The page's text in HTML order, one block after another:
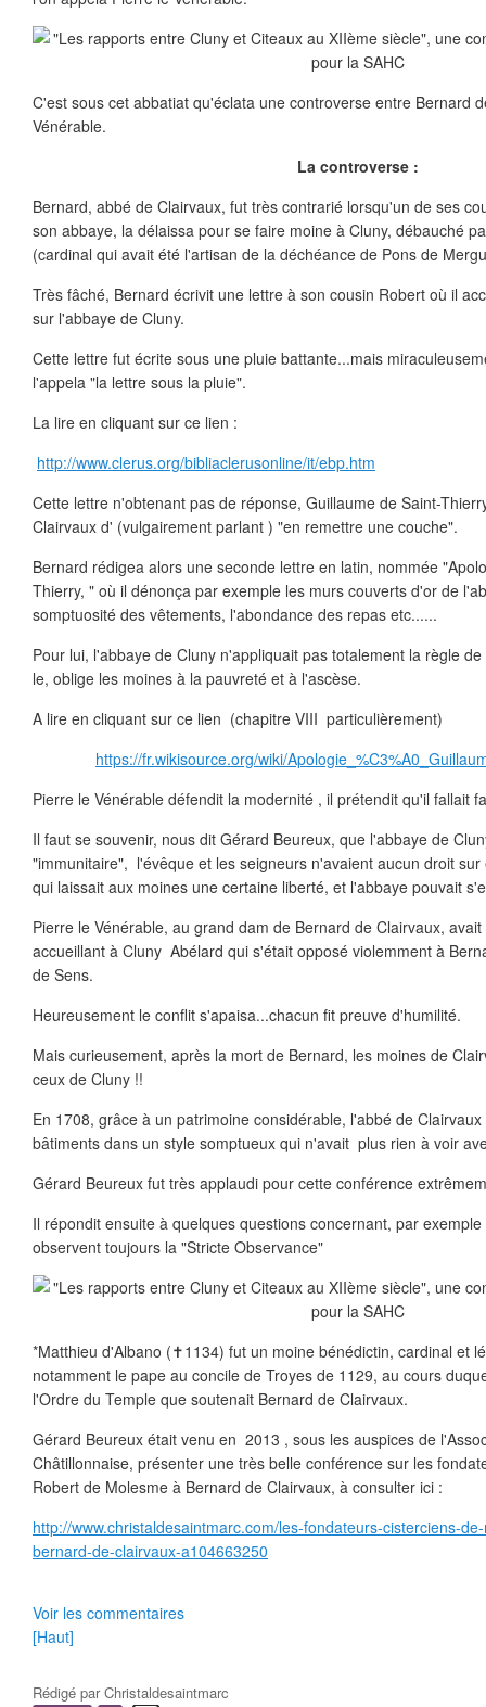
C'est sous cet abbatiat qu'éclata une controverse entre Bernard
Vénérable.
La controverse :
Bernard, abbé de Clairvaux, fut très contrarié lorsqu'un de ses
son abbaye, la délaissa pour se faire moine à Cluny, débauché
(cardinal qui avait été l'artisan de la déchéance de Pons de
Très fâché, Bernard écrivit une lettre à son cousin Robert où il
sur l'abbaye de Cluny.
Cette lettre fut écrite sous une pluie battante...mais
l'appela "la lettre sous la pluie".
La lire en cliquant sur ce lien :
http://www.clerus.org/bibliaclerusonline/it/ebp.htm
Cette lettre n'obtenant pas de réponse, Guillaume de Saint-
Clairvaux d' (vulgairement parlant ) "en remettre une couche".
Bernard rédigea alors une seconde lettre en latin, nommée
Thierry, " où il dénonça par exemple les murs couverts d'or de
somptuosité des vêtements, l'abondance des repas etc......
Pour lui, l'abbaye de Cluny n'appliquait pas totalement la règle
le, oblige les moines à la pauvreté et à l'ascèse.
A lire en cliquant sur ce lien (chapitre VIII particulièrement)
https://fr.wikisource.org/wiki/
Pierre le Vénérable défendit la modernité , il prétendit qu'il fallait
Il faut se souvenir, nous dit Gérard Beureux, que l'abbaye de
"immunitaire", l'évêque et les seigneurs n'avaient aucun droit
qui laissait aux moines une certaine liberté, et l'abbaye pouvait
Pierre le Vénérable, au grand dam de Bernard de Clairvaux,
accueillant à Cluny Abélard qui s'était opposé violemment à
de Sens.
Heureusement le conflit s'apaisa...chacun fit preuve d'humilité.
Mais curieusement, après la mort de Bernard, les moines de
ceux de Cluny !!
En 1708, grâce à un patrimoine considérable, l'abbé de
bâtiments dans un style somptueux qui n'avait plus rien à voir
Gérard Beureux fut très applaudi pour cette conférence
Il répondit ensuite à quelques questions concernant, par
observent toujours la "Stricte Observance"
*Matthieu d'Albano (✝1134) fut un moine bénédictin, cardinal et
notamment le pape au concile de Troyes de 1129, au cours
l'Ordre du Temple que soutenait Bernard de Clairvaux.
Gérard Beureux était venu en 2013 , sous les auspices de
Châtillonnaise, présenter une très belle conférence sur les
Robert de Molesme à Bernard de Clairvaux, à consulter ici :
http://www.christaldesaintmarc.com/les-fondateurs-cisterciens-
bernard-de-clairvaux-a104663250
Voir les commentaires
[Haut]
Rédigé parChristaldesaintmarc